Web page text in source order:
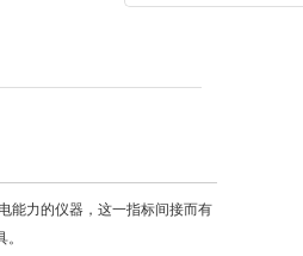
能力的仪器，这一指标间接而有